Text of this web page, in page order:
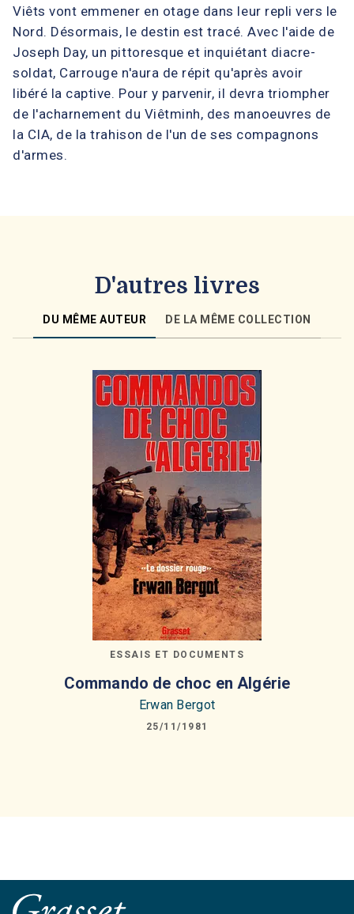
Viêts vont emmener en otage dans leur repli vers le
Nord. Désormais, le destin est tracé. Avec l'aide de
Joseph Day, un pittoresque et inquiétant diacre-
soldat, Carrouge n'aura de répit qu'après avoir
libéré la captive. Pour y parvenir, il devra triompher
de l'acharnement du Viêtminh, des manoeuvres de
la CIA, de la trahison de l'un de ses compagnons
d'armes.
D'autres livres
DU MÊME AUTEUR DE LA MÊME COLLECTION
ESSAIS ET DOCUMENTS
Commando de choc en Algérie
Erwan Bergot
25/11/1981